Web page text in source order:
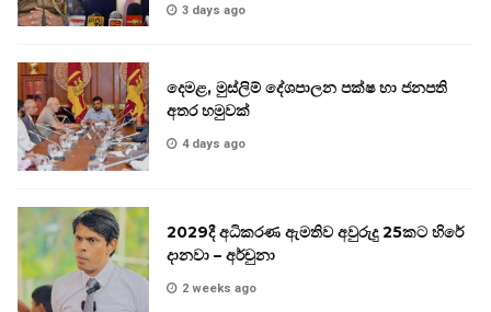
3 days ago
දෙමළ, මුස්ලිම් දේශපාලන පක්ෂ හා ජනපති
අතර හමුවක්
4 days ago
2029දී අධිකරණ ඇමතිව අවුරුදු 25කට හිරේ
දානවා – අර්චුනා
2 weeks ago